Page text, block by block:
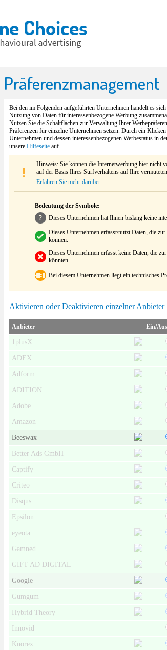
Präferenzmanagement
Bei den im Folgenden aufgeführten Unternehmen handelt es
Nutzung von Daten für interessenbezogene Werbung
Nutzen Sie die Schaltflächen zur Verwaltung Ihrer
Präferenzen für einzelne Unternehmen setzen. Durch ein
Unternehmen und dessen interessenbezogenen Werbestatus in
unsere Hilfeseite auf.
Hinweis: Sie können die Internetwerbung hier nicht
auf der Basis Ihres Surfverhaltens auf Ihre
Erfahren Sie mehr darüber
Bedeutung der Symbole:
Dieses Unternehmen hat Ihnen bislang keine
Dieses Unternehmen erfasst/nutzt Daten, die
können.
Dieses Unternehmen erfasst keine Daten, die
könnten.
Bei diesem Unternehmen liegt ein technisches